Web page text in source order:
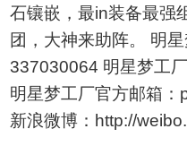
石镶嵌，最in装备最强
团，大神来助阵。 明
337030064 明星梦工
明星梦工厂官方邮箱
新浪微博：http://